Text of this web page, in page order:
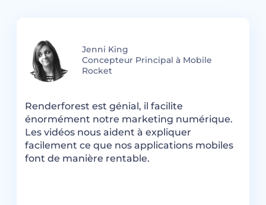
Jenni King
Concepteur Principal à Mobile
Rocket
Renderforest est génial, il facilite
énormément notre marketing numérique.
Les vidéos nous aident à expliquer
facilement ce que nos applications mobiles
font de manière rentable.